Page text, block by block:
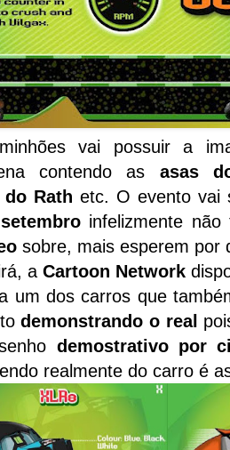
vai possuir a
contendo as asas
Rath etc. O evento vai
infelizmente
sobre, mais esperem por
a Cartoon Network
um dos carros que
demonstrando o real
demostrativo por
realmente do carro é